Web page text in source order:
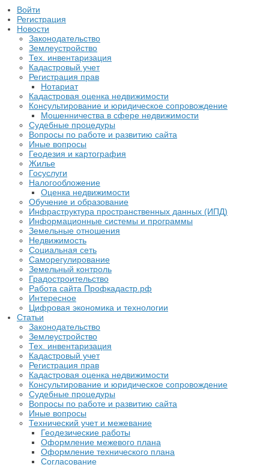
Войти
Регистрация
Новости
Законодательство
Землеустройство
Тех. инвентаризация
Кадастровый учет
Регистрация прав
Нотариат
Кадастровая оценка недвижимости
Консультирование и юридическое сопровождение
Мошенничества в сфере недвижимости
Судебные процедуры
Вопросы по работе и развитию сайта
Иные вопросы
Геодезия и картография
Жилье
Госуслуги
Налогообложение
Оценка недвижимости
Обучение и образование
Инфраструктура пространственных данных (ИПД)
Информационные системы и программы
Земельные отношения
Недвижимость
Социальная сеть
Саморегулирование
Земельный контроль
Градостроительство
Работа сайта Профкадастр.рф
Интересное
Цифровая экономика и технологии
Статьи
Законодательство
Землеустройство
Тех. инвентаризация
Кадастровый учет
Регистрация прав
Кадастровая оценка недвижимости
Консультирование и юридическое сопровождение
Судебные процедуры
Вопросы по работе и развитию сайта
Иные вопросы
Технический учет и межевание
Геодезические работы
Оформление межевого плана
Оформление технического плана
Согласование